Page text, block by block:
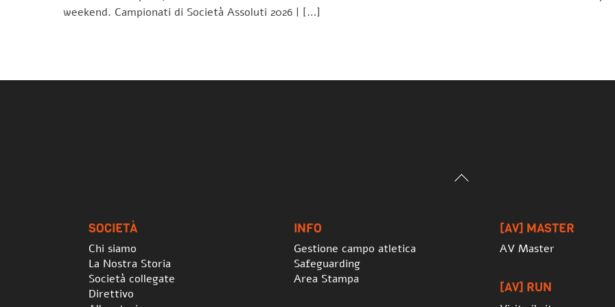
weekend. Campionati di Società Assoluti 2026 | […]
Back
SOCIETÀ
Chi siamo
La Nostra Storia
Società collegate
Direttivo
INFO
Gestione campo atletica
Safeguarding
Area Stampa
[AV] MASTER
AV Master
[AV] RUN